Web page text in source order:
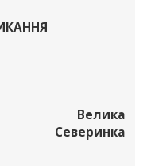
Велика
Северинка